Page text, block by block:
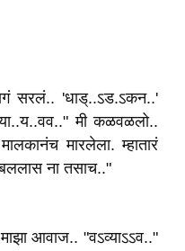
सरलं.. 'धाड्..ऽड.ऽकन..'
मी कळवळलो..
मारलेला. म्हातारं
ना तसाच.."
आवाज.. "वऽव्याऽऽव.."